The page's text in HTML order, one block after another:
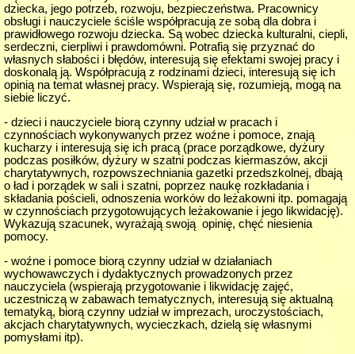
dziecka, jego potrzeb, rozwoju, bezpieczeństwa. Pracownicy
obsługi i nauczyciele ściśle współpracują ze sobą dla dobra i
prawidłowego rozwoju dziecka. Są wobec dziecka kulturalni, ciepli,
serdeczni, cierpliwi i prawdomówni. Potrafią się przyznać do
własnych słabości i błędów, interesują się efektami swojej pracy i
doskonalą ją. Współpracują z rodzinami dzieci, interesują się ich
opinią na temat własnej pracy. Wspierają się, rozumieją, mogą na
siebie liczyć.
- dzieci i nauczyciele biorą czynny udział w pracach i
czynnościach wykonywanych przez woźne i pomoce, znają
kucharzy i interesują się ich pracą (prace porządkowe, dyżury
podczas posiłków, dyżury w szatni podczas kiermaszów, akcji
charytatywnych, rozpowszechniania gazetki przedszkolnej, dbają
o ład i porządek w sali i szatni, poprzez naukę rozkładania i
składania pościeli, odnoszenia worków do leżakowni itp. pomagają
w czynnościach przygotowujących leżakowanie i jego likwidację).
Wykazują szacunek, wyrażają swoją opinię, chęć niesienia
pomocy.
- woźne i pomoce biorą czynny udział w działaniach
wychowawczych i dydaktycznych prowadzonych przez
nauczyciela (wspierają przygotowanie i likwidację zajęć,
uczestniczą w zabawach tematycznych, interesują się aktualną
tematyką, biorą czynny udział w imprezach, uroczystościach,
akcjach charytatywnych, wycieczkach, dzielą się własnymi
pomysłami itp).